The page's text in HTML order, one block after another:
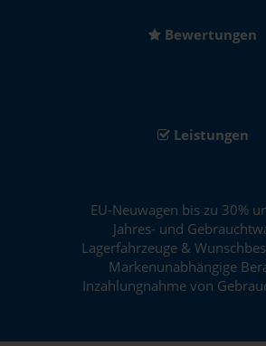
Bewertungen
Leistungen
EU-Neuwagen bis zu 30%
Jahres- und
Lagerfahrzeuge &
Markenunabhängige
Inzahlungnahme von